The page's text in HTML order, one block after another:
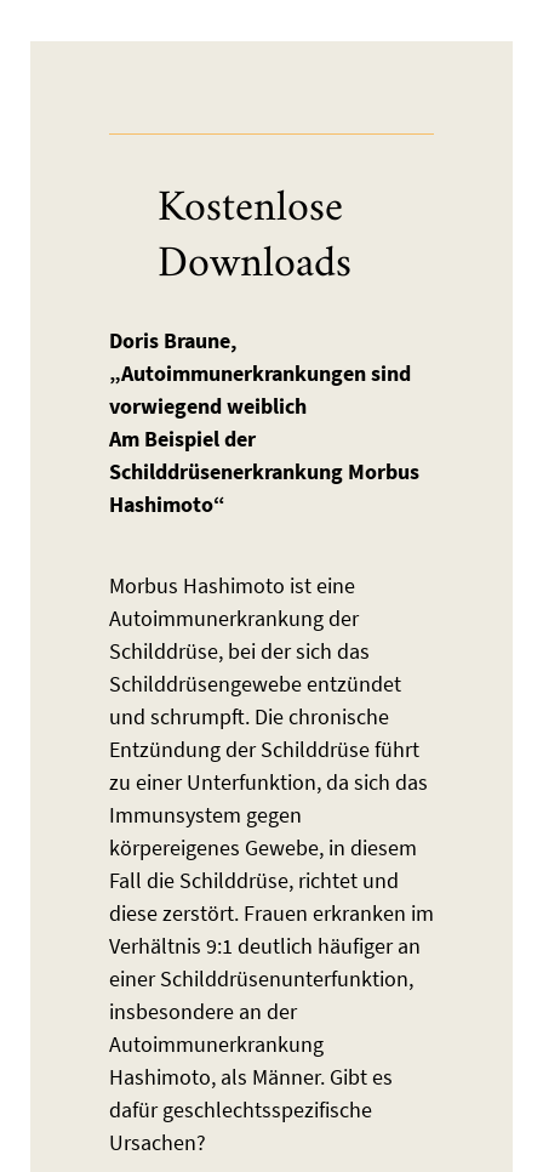
Kostenlose
Downloads
Doris Braune,
„Autoimmunerkrankungen sind
vorwiegend weiblich
Am Beispiel der
Schilddrüsenerkrankung Morbus
Hashimoto“
Morbus Hashimoto ist eine
Autoimmunerkrankung der
Schilddrüse, bei der sich das
Schilddrüsengewebe entzündet
und schrumpft. Die chronische
Entzündung der Schilddrüse führt
zu einer Unterfunktion, da sich das
Immunsystem gegen
körpereigenes Gewebe, in diesem
Fall die Schilddrüse, richtet und
diese zerstört. Frauen erkranken im
Verhältnis 9:1 deutlich häufiger an
einer Schilddrüsenunterfunktion,
insbesondere an der
Autoimmunerkrankung
Hashimoto, als Männer. Gibt es
dafür geschlechtsspezifische
Ursachen?